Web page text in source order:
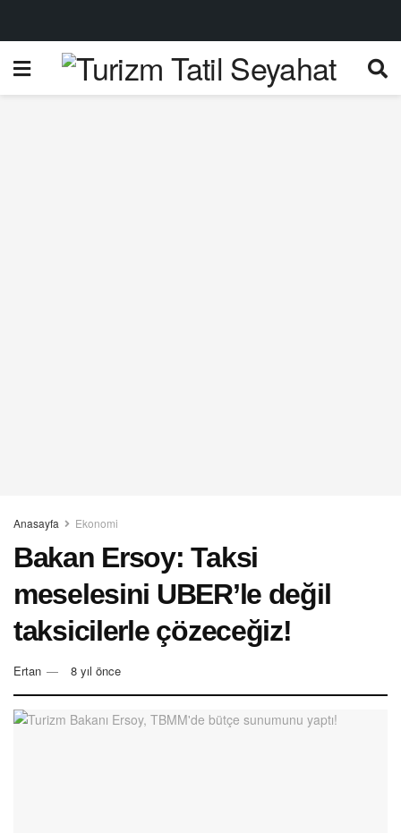
Anasayfa Ekonomi
Bakan Ersoy: Taksi
meselesini UBER’le değil
taksicilerle çözeceğiz!
Ertan 8 yıl önce